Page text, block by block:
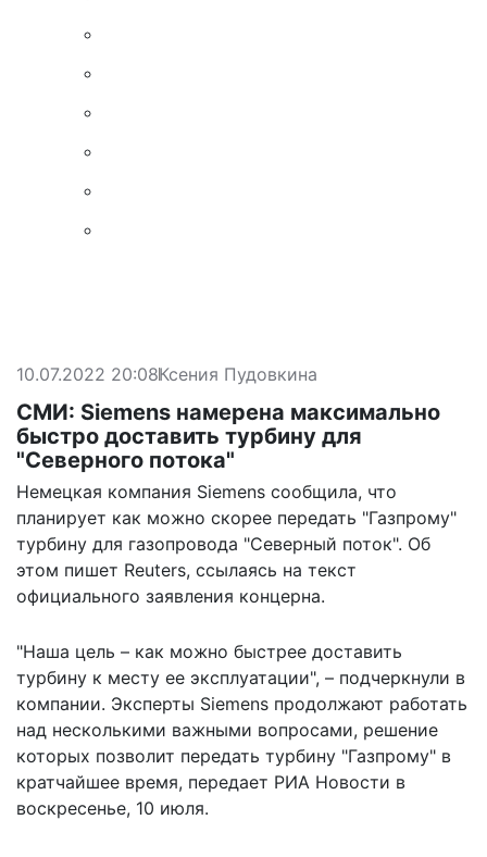
10.07.2022 20:08Ксения Пудовкина
СМИ: Siemens намерена максимально
быстро доставить турбину для
"Северного потока"
Немецкая компания Siemens сообщила, что
планирует как можно скорее передать "Газпрому"
турбину для газопровода "Северный поток". Об
этом пишет Reuters, ссылаясь на текст
официального заявления концерна.
"Наша цель – как можно быстрее доставить
турбину к месту ее эксплуатации", – подчеркнули в
компании. Эксперты Siemens продолжают работать
над несколькими важными вопросами, решение
которых позволит передать турбину "Газпрому" в
кратчайшее время, передает РИА Новости в
воскресенье, 10 июля.